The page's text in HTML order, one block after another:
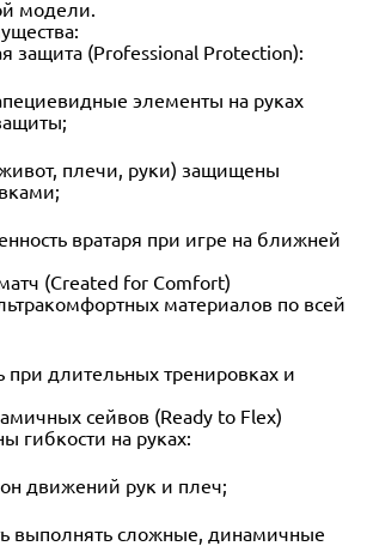
модели.
защита (Professional Protection):
элементы на руках
плечи, руки) защищены
вратаря при игре на ближней
(Created for Comfort)
материалов по всей
при длительных тренировках и
сейвов (Ready to Flex)
гибкости на руках:
движений рук и плеч;
выполнять сложные, динамичные